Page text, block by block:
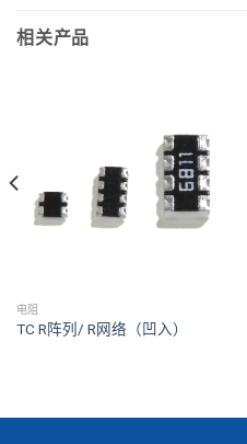
相关产品
电阻
TC R阵列/ R网络（凹入）